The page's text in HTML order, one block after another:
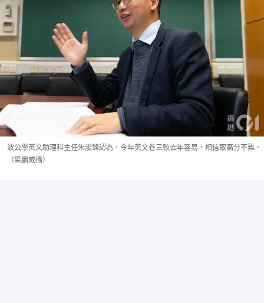
波公學英文助理科主任朱浚鋒認為，今年英文卷三較去年容易，相信取高分不難。
（梁鵬威攝）